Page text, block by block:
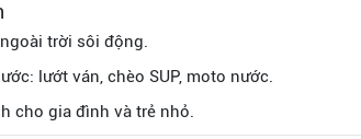
trời sôi động.
lướt ván, chèo SUP, moto nước.
cho gia đình và trẻ nhỏ.